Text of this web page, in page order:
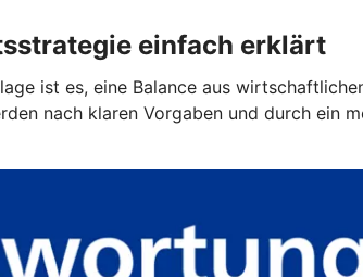
einfach erklärt
ist es, eine Balance aus
nach klaren Vorgaben und durch ein